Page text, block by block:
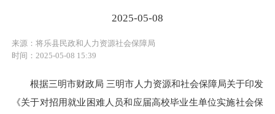
2025-05-08
来源：将乐县民政和人力资源社会保障局
时间：2025-05-08 15:39
根据三明市财政局 三明市人力资源和社会保障局关于印发
《关于对招用就业困难人员和应届高校毕业生单位实施社会保